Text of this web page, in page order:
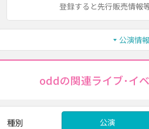
登録すると先行販売情報
公演情報
oddの関連ライブ･イ
種別 公演